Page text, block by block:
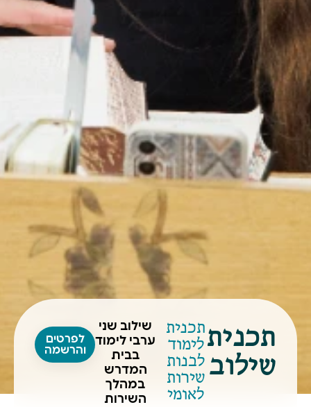
תכנית
שילוב
תכנית
לימוד
לבנות
שירות
לאומי
שילוב שני
ערבי לימוד
בבית
המדרש
במהלך
השירות
לפרטים
והרשמה